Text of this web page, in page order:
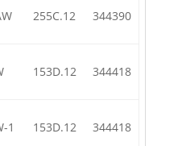
255C.12 344390
153D.12 344418
1 153D.12 344418